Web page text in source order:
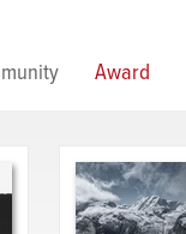
Award